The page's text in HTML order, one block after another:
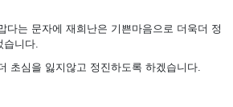
다는 문자에 재희난은 기쁜마음으로 더욱더 정
습니다.
초심을 잃지않고 정진하도록 하겠습니다.